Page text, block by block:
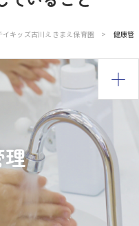
イキッズ古川えきまえ保育園 >
健康管